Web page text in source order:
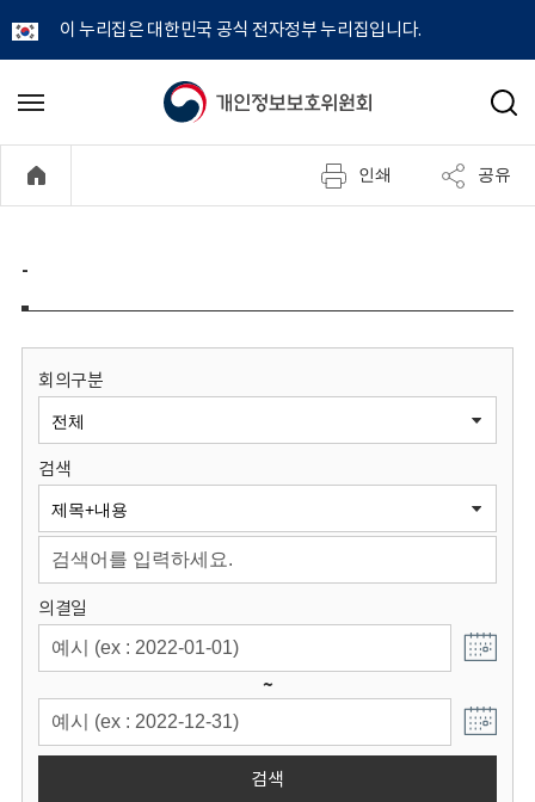
이 누리집은 대한민국 공식 전자정부 누리집입니다.
개
정
보
원
회
메
기
검
인쇄 공유
-
회의구분
검색
의결일
~
검색